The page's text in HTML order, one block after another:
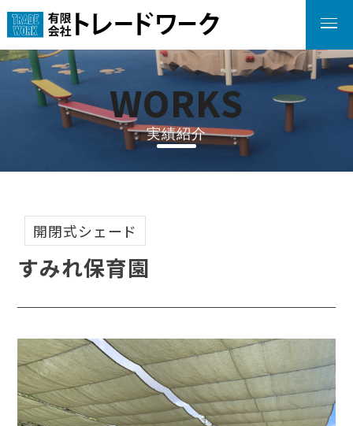
WORKS
実績紹介
すみれ保育園
開閉式シェード